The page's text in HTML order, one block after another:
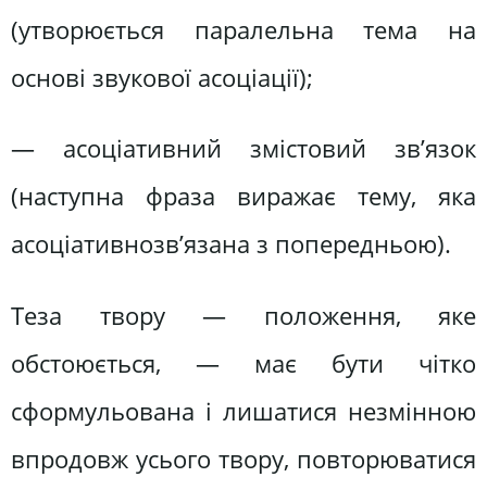
(утворюється паралельна тема на
основі звукової асоціації);
— асоціативний змістовий зв’язок
(наступна фраза виражає тему, яка
асоціативнозв’язана з попередньою).
Теза твору — положення, яке
обстоюється, — має бути чітко
сформульована і лишатися незмінною
впродовж усього твору, повторюватися